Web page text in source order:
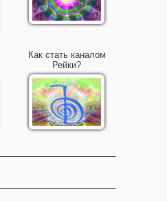
Как стать каналом
Рейки?